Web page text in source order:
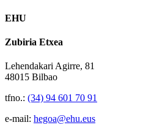
EHU
Zubiria Etxea
Lehendakari Agirre, 81
48015 Bilbao
tfno.: (34) 94 601 70 91
e-mail: hegoa@ehu.eus